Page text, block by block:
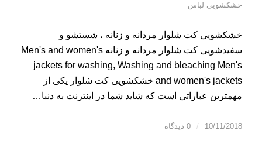
خشکشویی لباس
خشکشویی کت شلوار مردانه و زنانه ، شستشو و
سفیدشویی کت شلوار مردانه و زنانه Men's and women's
jackets for washing, Washing and bleaching Men's
and women's jackets خشکشویی کت شلوار یکی از
مهمترین عباراتی است که شاید شما در اینترنت به دنبا…
10/11/2018
/ 0 دیدگاه